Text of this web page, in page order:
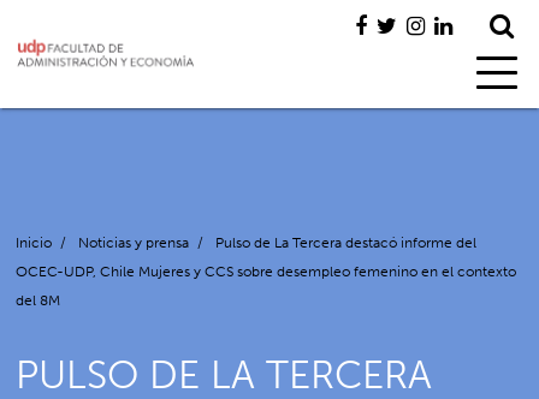
Inicio / Noticias y prensa /
Pulso de La Tercera destacó informe del
OCEC-UDP, Chile Mujeres y CCS sobre desempleo femenino en el contexto
del 8M
PULSO DE LA TERCERA